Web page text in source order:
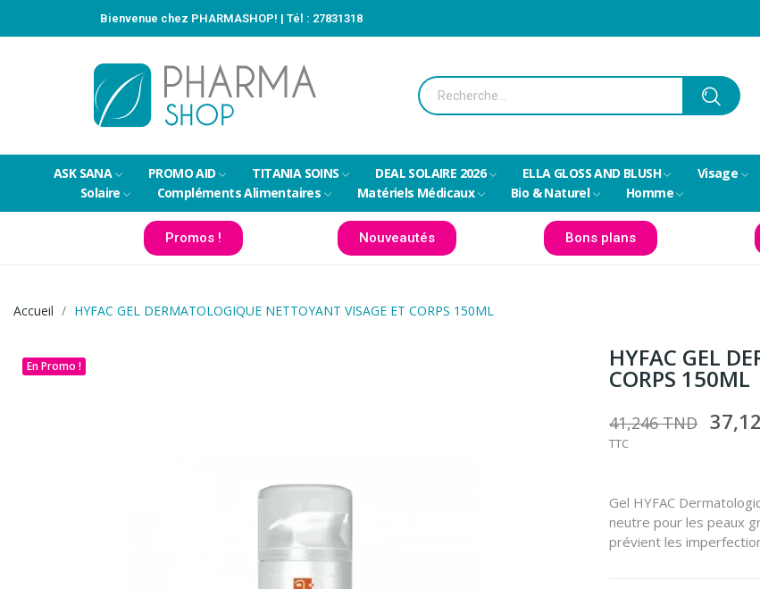
Bienvenue chez PHARMASHOP! | Tél : 27831318
ASK SANA PROMO AID TITANIA SOINS DEAL SOLAIRE 2026 ELLA GLOSS AND BLUSH Visage
Solaire
Compléments Alimentaires Matériels Médicaux Bio & Naturel Homme
Promos ! Nouveautés Bons plans
Accueil HYFAC GEL DERMATOLOGIQUE NETTOYANT VISAGE ET CORPS 150ML
En Promo ! HYFAC GEL
CORPS 150ML
41,246 TND
TTC
Gel HYFAC
neutre pour les peaux
prévient les